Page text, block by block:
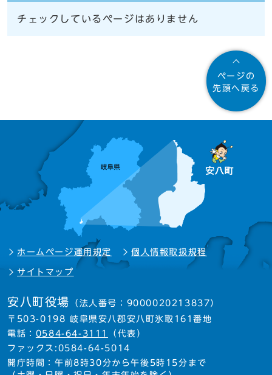
チェックしているページはありません
ページの
先頭へ戻る
ホームページ運用規定 個人情報取扱規程
サイトマップ
安八町役場 （法人番号：9000020213837）
〒503-0198 岐阜県安八郡安八町氷取161番地
電話： 0584-64-3111
（代表）
ファックス:0584-64-5014
開庁時間：午前8時30分から午後5時15分まで